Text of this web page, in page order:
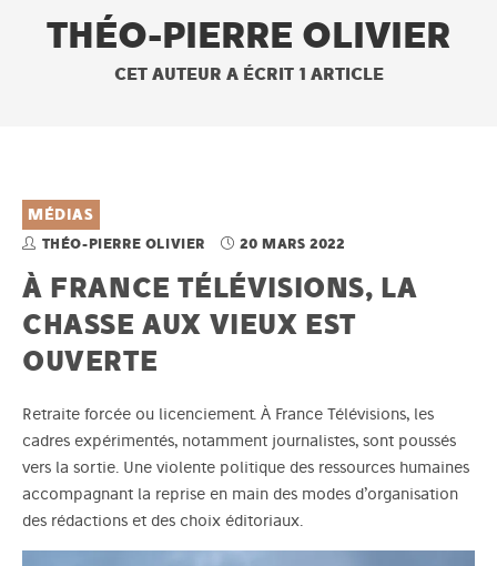
THÉO-PIERRE OLIVIER
CET AUTEUR A ÉCRIT 1 ARTICLE
MÉDIAS
THÉO-PIERRE OLIVIER 20 MARS 2022
À FRANCE TÉLÉVISIONS, LA
CHASSE AUX VIEUX EST
OUVERTE
Retraite forcée ou licenciement. À France Télévisions, les
cadres expérimentés, notamment journalistes, sont poussés
vers la sortie. Une violente politique des ressources humaines
accompagnant la reprise en main des modes d’organisation
des rédactions et des choix éditoriaux.